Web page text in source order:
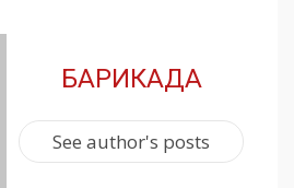
БАРИКАДА
See author's posts